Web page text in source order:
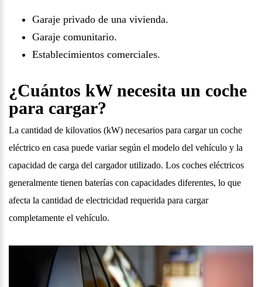
Garaje privado de una vivienda.
Garaje comunitario.
Establecimientos comerciales.
¿Cuántos kW necesita un coche
para cargar?
La cantidad de kilovatios (kW) necesarios para cargar un coche
eléctrico en casa puede variar según el modelo del vehículo y la
capacidad de carga del cargador utilizado. Los coches eléctricos
generalmente tienen baterías con capacidades diferentes, lo que
afecta la cantidad de electricidad requerida para cargar
completamente el vehículo.